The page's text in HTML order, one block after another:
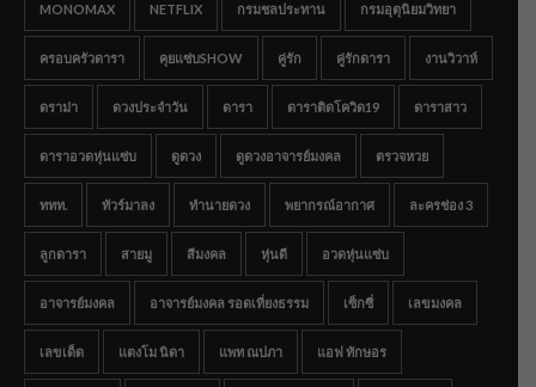
MONOMAX NETFLIX กรมชลประทาน กรมอุตุนิยมวิทยา
ครอบครัวดารา คุยแซ่บSHOW คู่รัก คู่รักดารา งานวิวาห์
ดราม่า ดวงประจำวัน ดารา ดาราติดโควิด19 ดาราสาว
ดาราอวดหุ่นแซ่บ ดูดวง ดูดวงอาจารย์มงคล ตรวจหวย
ททท. ทัวร์มาลง ทำนายดวง พยากรณ์อากาศ ละครช่อง 3
ลูกดารา สายมู สีมงคล หุ่นดี อวดหุ่นแซ่บ
อาจารย์มงคล อาจารย์มงคล รอดเที่ยงธรรม เซ็กซี่ เลขมงคล
เลขเด็ด แตงโม นิดา แพท ณปภา แอฟ ทักษอร